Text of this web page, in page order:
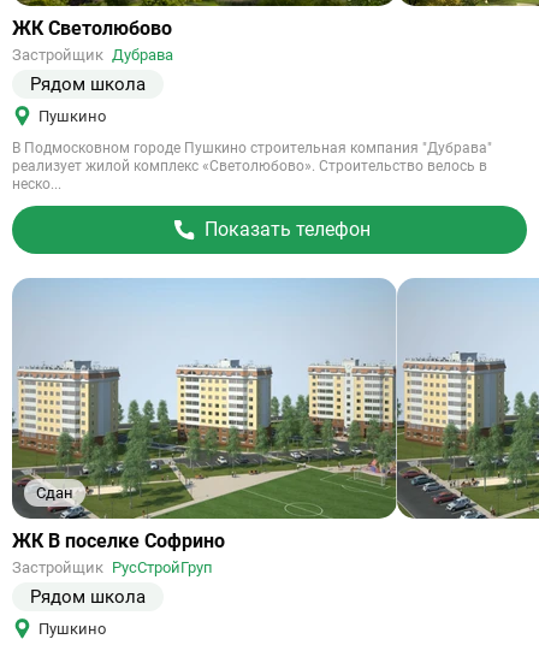
Ссылка
объект
ЖК Светолюбово
Застройщик Дубрава
Рядом школа
Пушкино
В Подмосковном городе Пушкино строительная компания "Дубрава"
реализует жилой комплекс «Светолюбово». Строительство велось в
неско...
Показать телефон
Сдан
Ссылка
объект
ЖК В поселке Софрино
Застройщик РусСтройГруп
Рядом школа
Пушкино